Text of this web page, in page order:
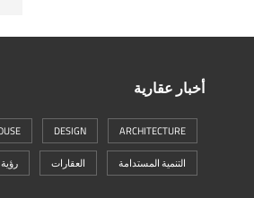
أخبار عقارية
ARCHITECTURE
DESIGN
التنمية المستدامة
العقارات رؤية 2030